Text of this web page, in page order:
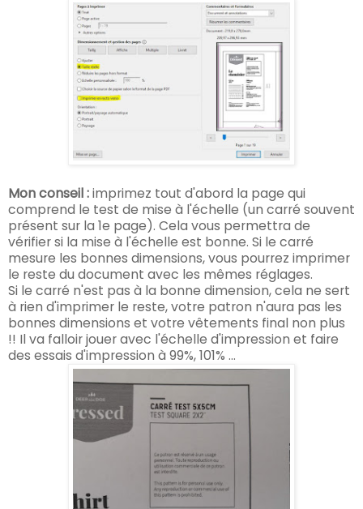
Mon conseil :imprimez tout d'abord la page qui
comprend le test de mise à l'échelle (un carré souvent
présent sur la 1e page). Cela vous permettra de
vérifier si la mise à l'échelle est bonne. Si le carré
mesure les bonnes dimensions, vous pourrez imprimer
le reste du document avec les mêmes réglages.
Si le carré n'est pas à la bonne dimension, cela ne sert
à rien d'imprimer le reste, votre patron n'aura pas les
bonnes dimensions et votre vêtements final non plus
!! Il va falloir jouer avec l'échelle d'impression et faire
des essais d'impression à 99%, 101% ...